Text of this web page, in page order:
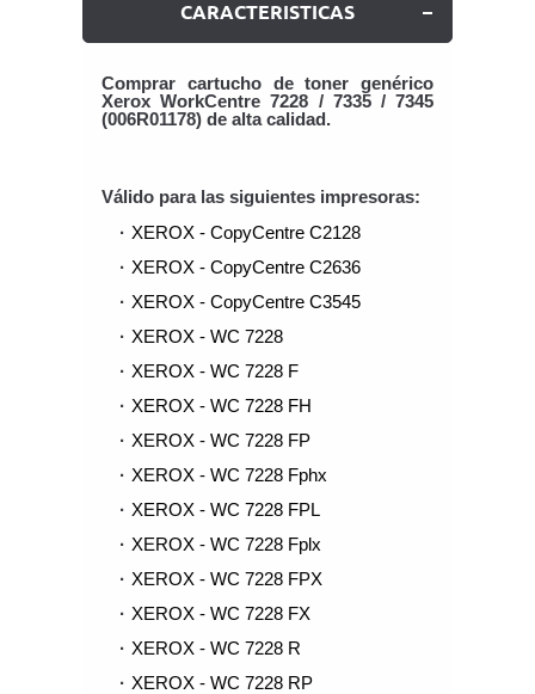
CARACTERISTICAS
Comprar cartucho de toner genérico
Xerox WorkCentre 7228 / 7335 / 7345
(006R01178) de alta calidad.
Válido para las siguientes impresoras:
XEROX - CopyCentre C2128
XEROX - CopyCentre C2636
XEROX - CopyCentre C3545
XEROX - WC 7228
XEROX - WC 7228 F
XEROX - WC 7228 FH
XEROX - WC 7228 FP
XEROX - WC 7228 Fphx
XEROX - WC 7228 FPL
XEROX - WC 7228 Fplx
XEROX - WC 7228 FPX
XEROX - WC 7228 FX
XEROX - WC 7228 R
XEROX - WC 7228 RP